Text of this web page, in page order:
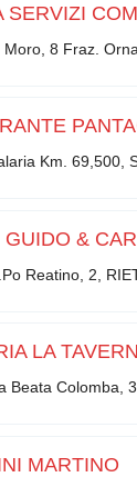
SERVIZI
Moro, 8 Fraz.
Km. 69,500,
GUIDO &
Reatino, 2,
LA
Beata Colomba,
MARTINO